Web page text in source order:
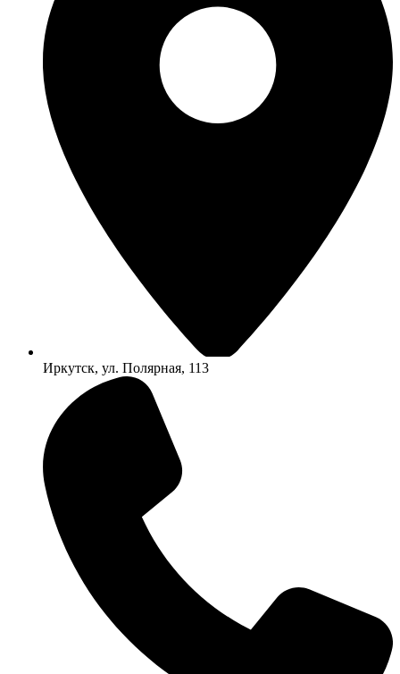
Иркутск, ул. Полярная, 113